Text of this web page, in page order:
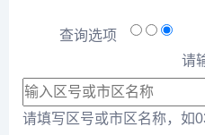
查询选项
请
请填写区号或市区名称，如